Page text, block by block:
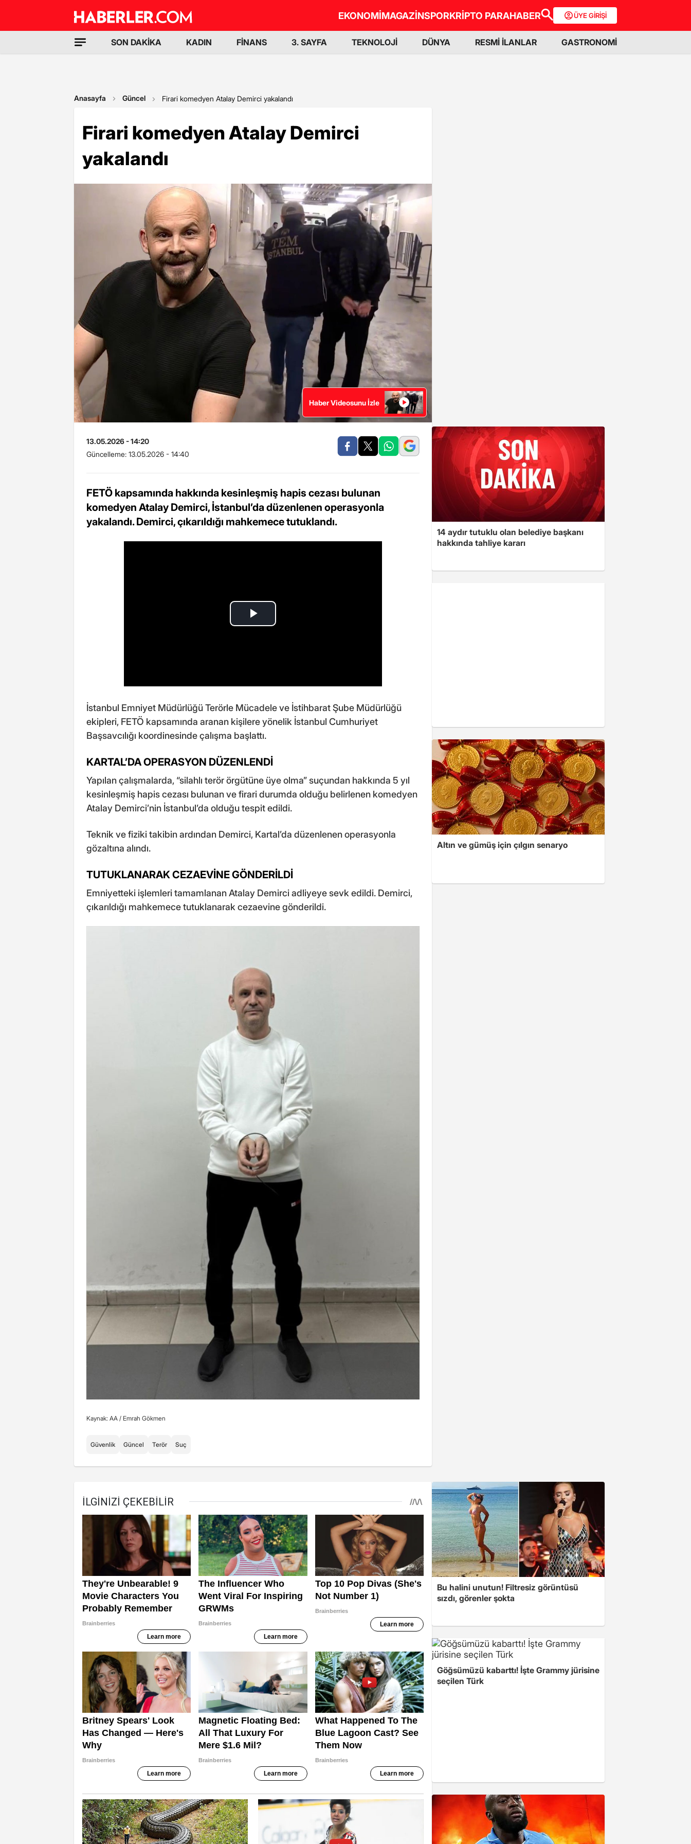
EKONOMİMAGAZİNSPORKRİPTO PARAHABER ÜYE GİRİŞİ
SON DAKİKA KADIN FİNANS 3. SAYFA TEKNOLOJİ DÜNYA RESMİ İLANLAR GASTRONOMİ
Anasayfa Güncel Firari komedyen Atalay Demirci yakalandı
Firari komedyen Atalay Demirci
yakalandı
Haber Videosunu İzle
13.05.2026 - 14:20
Güncelleme: 13.05.2026 - 14:40
FETÖ kapsamında hakkında kesinleşmiş hapis cezası bulunan
komedyen Atalay Demirci, İstanbul’da düzenlenen operasyonla
yakalandı. Demirci, çıkarıldığı mahkemece tutuklandı.
İstanbul Emniyet Müdürlüğü Terörle Mücadele ve İstihbarat Şube Müdürlüğü
ekipleri, FETÖ kapsamında aranan kişilere yönelik İstanbul Cumhuriyet
Başsavcılığı koordinesinde çalışma başlattı.
KARTAL’DA OPERASYON DÜZENLENDİ
Yapılan çalışmalarda, “silahlı terör örgütüne üye olma” suçundan hakkında 5 yıl
kesinleşmiş hapis cezası bulunan ve firari durumda olduğu belirlenen komedyen
Atalay Demirci’nin İstanbul’da olduğu tespit edildi.
Teknik ve fiziki takibin ardından Demirci, Kartal’da düzenlenen operasyonla
gözaltına alındı.
TUTUKLANARAK CEZAEVİNE GÖNDERİLDİ
Emniyetteki işlemleri tamamlanan Atalay Demirci adliyeye sevk edildi. Demirci,
çıkarıldığı mahkemece tutuklanarak cezaevine gönderildi.
Kaynak: AA / Emrah Gökmen
Güvenlik Güncel Terör Suç
14 aydır tutuklu olan belediye başkanı
hakkında tahliye kararı
Altın ve gümüş için çılgın senaryo
Bu halini unutun! Filtresiz görüntüsü
sızdı, görenler şokta
Göğsümüzü kabarttı! İşte Grammy jürisine
seçilen Türk